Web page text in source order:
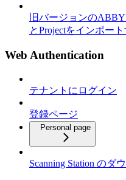
旧バージョンの
とProjectをインポート
Web Authentication
テナントにログイン
登録ページ
Personal page
Scanning Station のダ